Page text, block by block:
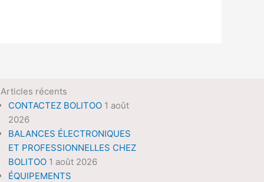
récents
CONTACTEZ BOLITOO 1 août
2026
BALANCES ÉLECTRONIQUES
ET PROFESSIONNELLES CHEZ
BOLITOO 1 août 2026
ÉQUIPEMENTS